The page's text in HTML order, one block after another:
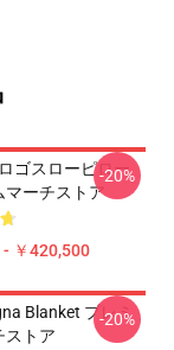
ゴスローピロー
マーチストア
- ￥420,500
-20%
Blanket プレミ
ストア
-20%